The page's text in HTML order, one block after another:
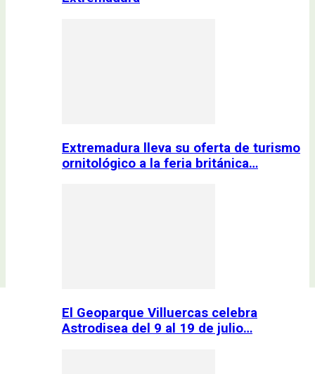
Extremadura lleva su oferta de turismo
ornitológico a la feria británica…
El Geoparque Villuercas celebra
Astrodisea del 9 al 19 de julio…